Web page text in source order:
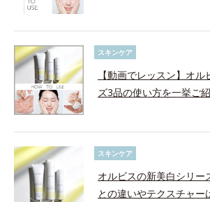
スキンケア
【動画でレッスン】オ
ズ3品の使い方を一挙ご紹
スキンケア
オルビスの新美白シリー
との違いやテクスチャー